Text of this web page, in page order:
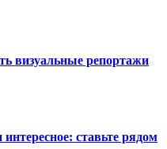
визуальные репортажи
ставьте рядом